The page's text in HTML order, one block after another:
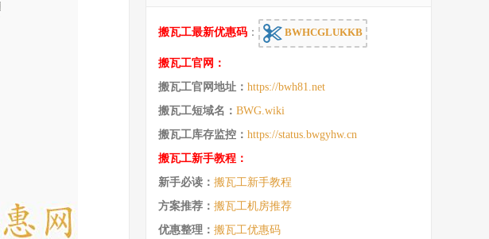
搬瓦工最新优惠码 ： BWHCGLUKKB
搬瓦工官网：
搬瓦工官网地址： https://bwh81.net
搬瓦工短域名： BWG.wiki
搬瓦工库存监控： https://status.bwgyhw.cn
搬瓦工新手教程：
新手必读： 搬瓦工新手教程
方案推荐： 搬瓦工机房推荐
优惠整理： 搬瓦工优惠码